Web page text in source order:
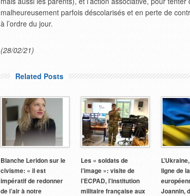
malheureusement parfois déscolarisés et en perte de
à l’ordre du jour.
(28/02/21)
Related Posts
Blanche Leridon sur le
civisme: « il est
impératif de redonner
de l’air à notre
Les « soldats de
l’image »: visite de
l’ECPAD, l’institution
militaire française aux
ligne de
Joannin,